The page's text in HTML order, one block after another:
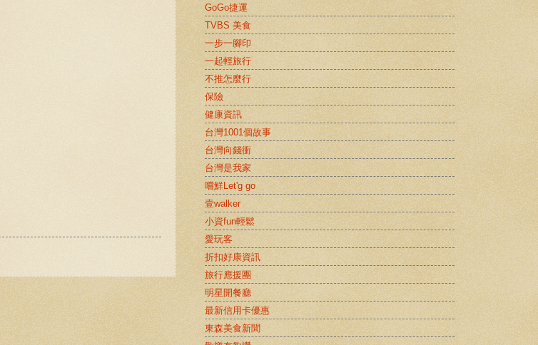
GoGo捷運
TVBS 美食
一步一腳印
一起輕旅行
不推怎麼行
保險
健康資訊
台灣1001個故事
台灣向錢衝
台灣是我家
嚐鮮Let'g go
壹walker
小資fun輕鬆
愛玩客
折扣好康資訊
旅行應援團
明星開餐廳
最新信用卡優惠
東森美食新聞